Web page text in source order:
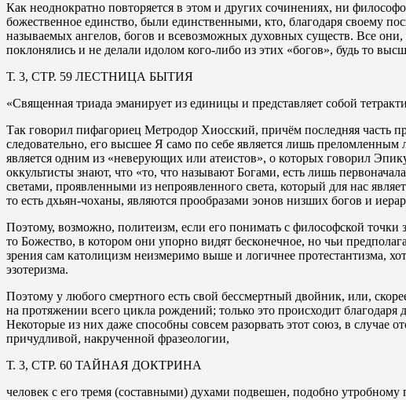
Как неоднократно повторяется в этом и других сочинениях, ни
божественное единство, были единственными, кто, благодаря своему
называемых ангелов, богов и всевозможных духовных существ. Все
поклонялись и не делали идолом кого-либо из этих «богов», будь то
Т. 3, СТР. 59 ЛЕСТНИЦА БЫТИЯ
«Священная триада эманирует из единицы и представляет собой
Так говорил пифагориец Метродор Хиосский, причём последняя часть
следовательно, его высшее Я само по себе является лишь
является одним из «неверующих или атеистов», о которых говорил
оккультисты знают, что «то, что называют Богами, есть лишь
светами, проявленными из непроявленного света, который для нас
то есть дхьян-чоханы, являются прообразами эонов низших богов и
Поэтому, возможно, политеизм, если его понимать с философской
то Божество, в котором они упорно видят бесконечное, но чьи
зрения сам католицизм неизмеримо выше и логичнее протестантизма,
эзотеризма.
Поэтому у любого смертного есть свой бессмертный двойник, или,
на протяжении всего цикла рождений; только это происходит
Некоторые из них даже способны совсем разорвать этот союз, в случае
причудливой, накрученной фразеологии,
Т. 3, СТР. 60 ТАЙНАЯ ДОКТРИНА
человек с его тремя (составными) духами подвешен, подобно утробному